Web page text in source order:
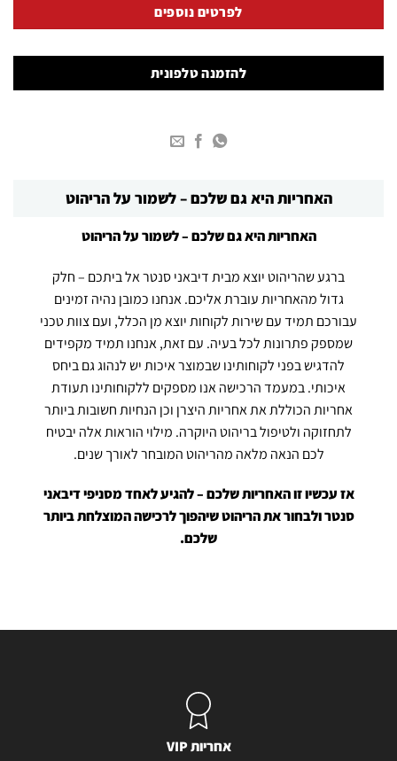
לפרטים נוספים
להזמנה טלפונית
האחריות היא גם שלכם – לשמור על הריהוט
האחריות היא גם שלכם – לשמור על הריהוט
ברגע שהריהוט יוצא מבית דיבאני סנטר אל ביתכם – חלק
גדול מהאחריות עוברת אליכם. אנחנו כמובן נהיה זמינים
עבורכם תמיד עם שירות לקוחות יוצא מן הכלל, ועם צוות טכני
שמספק פתרונות לכל בעיה. עם זאת, אנחנו תמיד מקפידים
להדגיש בפני לקוחותינו שבמוצר איכות יש לנהוג גם ביחס
איכותי. במעמד הרכישה אנו מספקים ללקוחותינו תעודת
אחריות הכוללת את אחריות היצרן וכן הנחיות חשובות ביותר
לתחזוקה ולטיפול בריהוט היוקרה. מילוי הוראות אלה יבטיח
לכם הנאה מלאה מהריהוט המובחר לאורך שנים.
אז עכשיו זו האחריות שלכם – להגיע לאחד מסניפי דיבאני
סנטר ולבחור את הריהוט שיהפוך לרכישה המוצלחת ביותר
שלכם.
אחריות VIP